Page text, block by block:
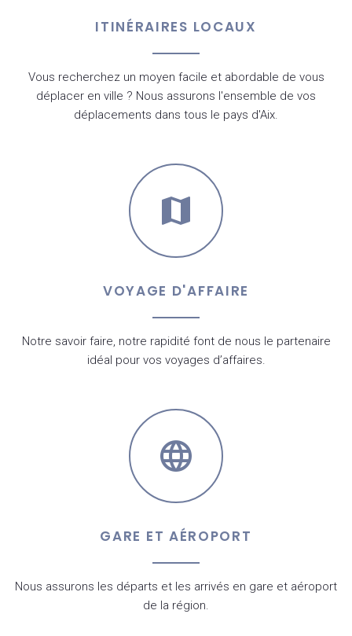
ITINÉRAIRES LOCAUX
Vous recherchez un moyen facile et abordable de vous
déplacer en ville ? Nous assurons l'ensemble de vos
déplacements dans tous le pays d'Aix.
VOYAGE D'AFFAIRE
Notre savoir faire, notre rapidité font de nous le partenaire
idéal pour vos voyages d’affaires.
GARE ET AÉROPORT
Nous assurons les départs et les arrivés en gare et aéroport
de la région.